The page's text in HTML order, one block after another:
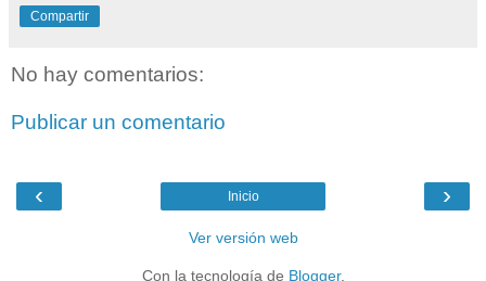
Compartir
No hay comentarios:
Publicar un comentario
‹ ›
Inicio
Ver versión web
Con la tecnología de Blogger.